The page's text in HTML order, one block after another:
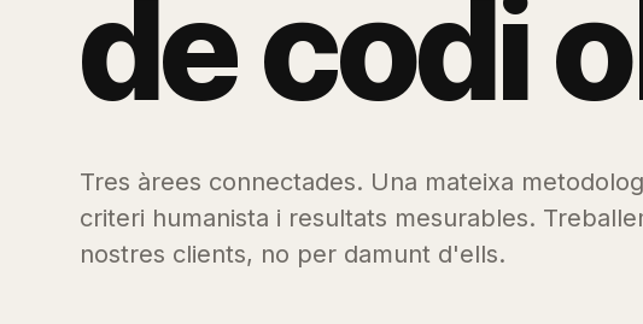
decodio
Tres àrees connectades. Una mateixa
criteri humanista i resultats mesurables.
nostres clients, no per damunt d'ells.